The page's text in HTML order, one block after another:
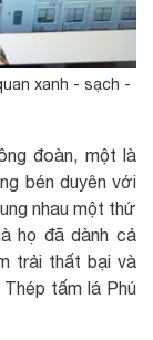
xanh - sạch -
đoàn, một là
bén duyên với
nhau một thứ
họ đã dành cả
trải thất bại và
tấm lá Phú